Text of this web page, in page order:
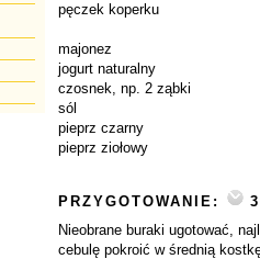
pęczek koperku
majonez
jogurt naturalny
czosnek, np. 2 ząbki
sól
pieprz czarny
pieprz ziołowy
PRZYGOTOWANIE:
Nieobrane buraki ugotować,
cebulę pokroić w średnią